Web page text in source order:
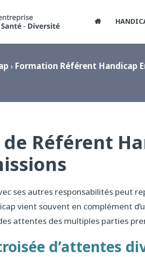

› Formation Référent Handicap
Référent
ses autres responsabilités peut
vient souvent en complément
attentes des multiples parties
d’attentes